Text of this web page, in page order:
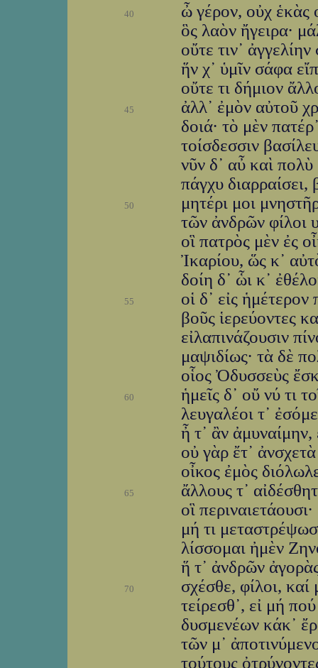
40
ὦ γέρον, οὐχ ἑκὰς
ὃς λαὸν ἤγειρα·
οὔτε τιν᾽
ἥν χ᾽ ὑμῖν σάφα
οὔτε τι δήμιον
45
ἀλλ᾽ ἐμὸν αὐτοῦ
δοιά· τὸ μὲν
τοίσδεσσιν
νῦν δ᾽ αὖ καὶ
πάγχυ
50
μητέρι μοι
τῶν ἀνδρῶν φίλοι
οἳ πατρὸς μὲν ἐς
Ἰκαρίου, ὥς κ᾽
δοίη δ᾽ ὧι κ᾽
55
οἱ δ᾽ εἰς
βοῦς ἱερεύοντες
εἰλαπινάζουσιν
μαψιδίως· τὰ δὲ
οἷος Ὀδυσσεὺς
60
ἡμεῖς δ᾽ οὔ νύ τι
λευγαλέοι τ᾽
ἦ τ᾽ ἂν ἀμυναίμην,
οὐ γὰρ ἔτ᾽
οἶκος ἐμὸς
65
ἄλλους τ᾽
οἳ
μή τι
λίσσομαι ἠμὲν
ἥ τ᾽ ἀνδρῶν
70
σχέσθε, φίλοι, καί
τείρεσθ᾽, εἰ μή
δυσμενέων κάκ᾽
τῶν μ᾽
τούτους